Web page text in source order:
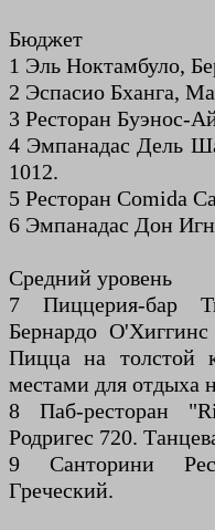
Бюджет
1 Эль Ноктамбуло,
2 Эспасио Бханга,
3 Ресторан Буэнос-
4 Эмпанадас Дель
1012.
5 Ресторан Comida
6 Эмпанадас Дон
Средний уровень
7 Пиццерия-бар
Бернардо
Пицца на толстой
местами для отдыха
8 Паб-ресторан
Родригес 720.
9 Санторини
Греческий.